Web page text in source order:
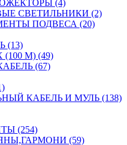
(4)
СВЕТИЛЬНИКИ (2)
ПОДВЕСА (20)
(13)
М) (49)
(67)
КАБЕЛЬ И МУЛЬ (138)
(254)
(59)